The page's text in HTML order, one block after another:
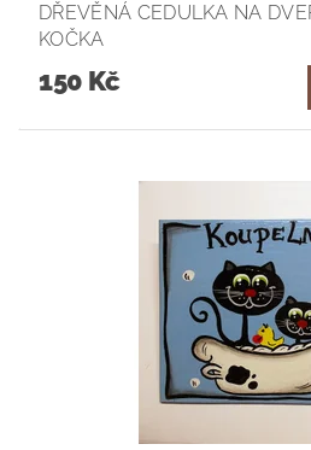
DŘEVĚNÁ CEDULKA NA
KOČKA
150 Kč